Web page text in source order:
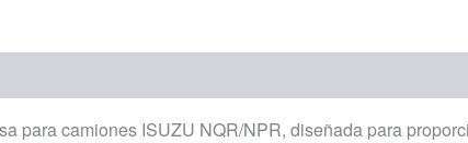
para camiones ISUZU NQR/NPR, diseñada para